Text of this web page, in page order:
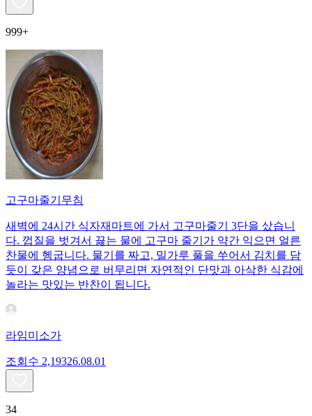
999+
고구마줄기무침
새벽에 24시간 식자재마트에 가서 고구마줄기 3단을 샀습니
다. 껍질을 벗겨서 끓는 물에 고구마 줄기가 약간 익으면 얼른
찬물에 헹굽니다. 물기를 짜고, 밀가루 풀을 쑤어서 김치를 담
듯이 갖은 양념으로 버무리면 자연적인 단맛과 아삭한 식감에
놀라는 맛있는 반찬이 됩니다.
라임미소가
조회수 2,19326.08.01
34